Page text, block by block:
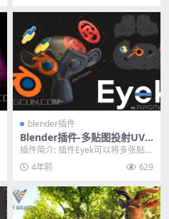
blender插件
Blender插件-多贴图投射UV
工具插件 Eyek v0.2.7
插件简介: 插件Eyek可以将多张贴图
直接投射到模型的UV中，非常方便
操作。用于...
4年前 629